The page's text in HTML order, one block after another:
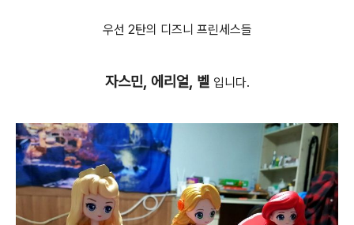
우선 2탄의 디즈니 프린세스들
자스민, 에리얼, 벨 입니다.